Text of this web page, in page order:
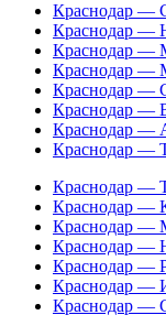
Краснодар —
Краснодар —
Краснодар —
Краснодар —
Краснодар —
Краснодар —
Краснодар —
Краснодар —
Краснодар —
Краснодар —
Краснодар —
Краснодар —
Краснодар —
Краснодар —
Краснодар —